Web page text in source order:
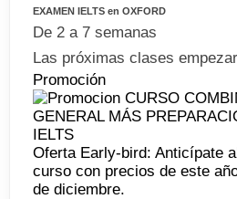
EXAMEN IELTS en OXFORD
De 2 a 7 semanas
Las próximas clases
Promoción
Oferta Early-bird: Anticípate
curso con precios de este
de diciembre.